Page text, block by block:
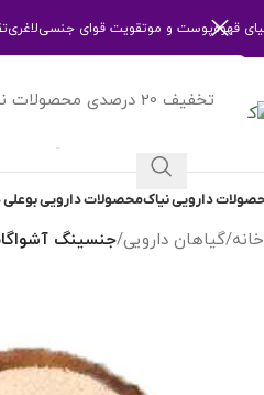
تخفیف 20 درصدی محصولات نیاک!
قهوهپوست و موتقویت قوای جنسیلاغری
دارویی نیاکمحصولات دارویی بوعلی
خانه/گیاهان دارویی/جنسینگ